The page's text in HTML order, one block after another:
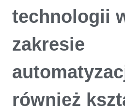
technologii
zakresie
również